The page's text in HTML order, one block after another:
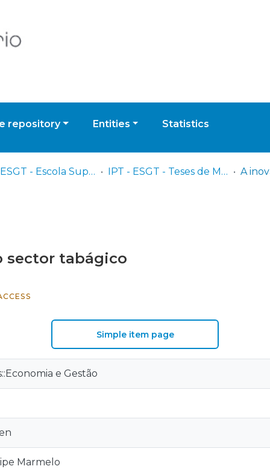
repository Entities Statistics
IPT - ESGT - Escola Superior de Gestão de Tomar IPT - ESGT - Teses de Mestrado ou Doutoramento
sector tabágico
Simple item page
e Gestão
Marmelo